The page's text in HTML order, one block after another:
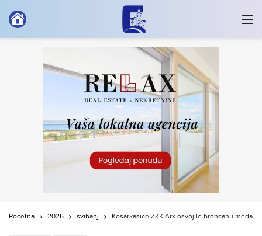
Početna 2026 svibanj Košarkašice ŽKK Arx osvojile brončanu